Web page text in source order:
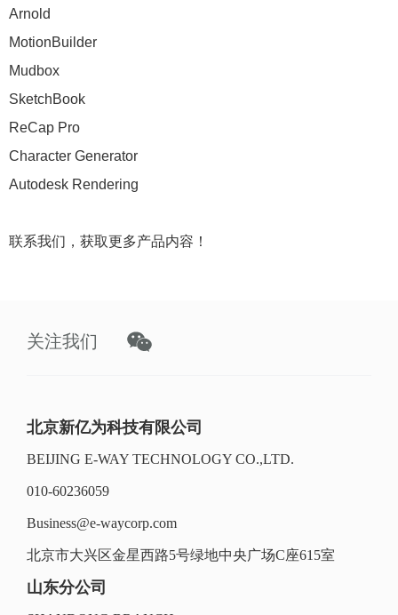
Arnold
MotionBuilder
Mudbox
SketchBook
ReCap Pro
Character Generator
Autodesk Rendering
联系我们，获取更多产品内容！
关注我们
北京新亿为科技有限公司
BEIJING E-WAY TECHNOLOGY CO.,LTD.
010-60236059
Business@e-waycorp.com
北京市大兴区金星西路5号绿地中央广场C座615室
山东分公司